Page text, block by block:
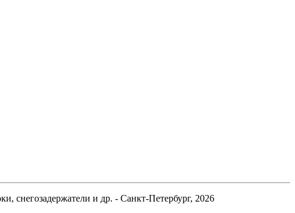
снегозадержатели и др. - Санкт-Петербург, 2026